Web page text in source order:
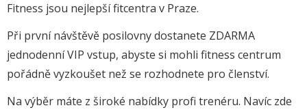
Fitness jsou nejlepší fitcentra v Praze.
Při první návštěvě posilovny dostanete ZDARMA
jednodenní VIP vstup, abyste si mohli fitness centrum
pořádně vyzkoušet než se rozhodnete pro členství.
Na výběr máte z široké nabídky profi trenéru. Navíc zde